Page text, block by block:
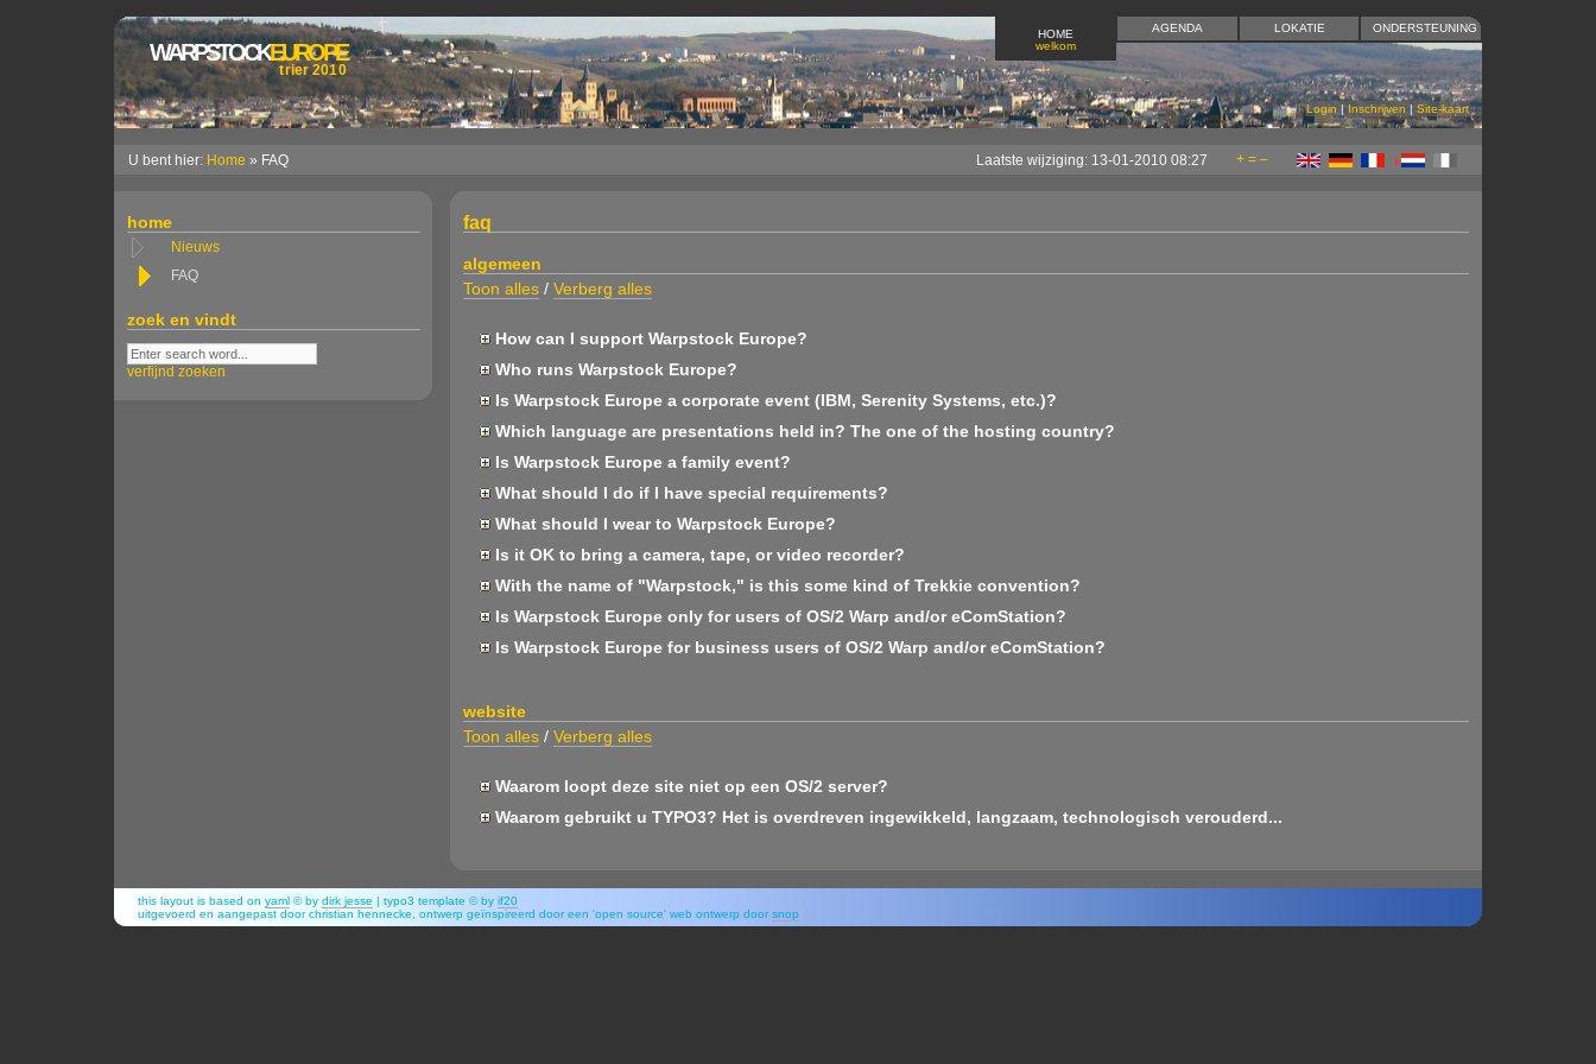
Login | Inschrijven | Site-kaart
WARPSTOCKEUROPE
trier 2010
ONDERSTEUNING
LOKATIE
AGENDA
HOME
welkom
U bent hier: Home » FAQ + = –
Laatste wijziging: 13-01-2010 08:27
home
Nieuws
FAQ
zoek en vindt
verfijnd zoeken
faq
algemeen
Toon alles/ Verberg alles
How can I support Warpstock Europe?
Who runs Warpstock Europe?
Is Warpstock Europe a corporate event (IBM, Serenity Systems, etc.)?
Which language are presentations held in? The one of the hosting country?
Is Warpstock Europe a family event?
What should I do if I have special requirements?
What should I wear to Warpstock Europe?
Is it OK to bring a camera, tape, or video recorder?
With the name of "Warpstock," is this some kind of Trekkie convention?
Is Warpstock Europe only for users of OS/2 Warp and/or eComStation?
Is Warpstock Europe for business users of OS/2 Warp and/or eComStation?
website
Toon alles/ Verberg alles
Waarom loopt deze site niet op een OS/2 server?
Waarom gebruikt u TYPO3? Het is overdreven ingewikkeld, langzaam, technologisch verouderd...
this layout is based onyaml © bydirk jesse | typo3 template © byif20
uitgevoerd en aangepast door christian hennecke, ontwerp geïnspireerd door een 'open source' web ontwerp doorsnop